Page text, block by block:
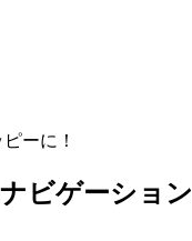
ーに！
ビゲーション